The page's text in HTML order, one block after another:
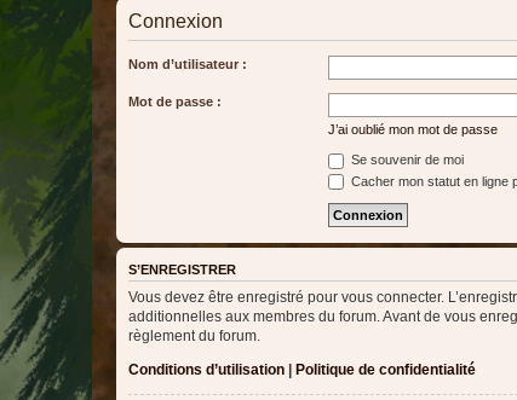
Connexion
Nom d’utilisateur :
Mot de passe :
J’ai oublié mon mot de passe
Se souvenir de moi
Cacher mon statut en ligne
S’ENREGISTRER
Vous devez être enregistré pour vous connecter.
additionnelles aux membres du forum. Avant de vous
règlement du forum.
Conditions d’utilisation | Politique de confidentialité